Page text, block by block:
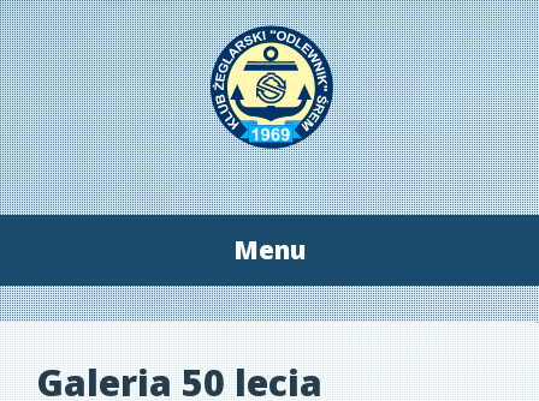
Menu
Przeskocz
do
treści
Galeria 50 lecia